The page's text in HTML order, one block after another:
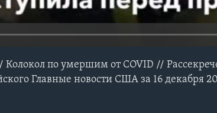
по умершим от COVID //
Главные новости США за 16 декабря